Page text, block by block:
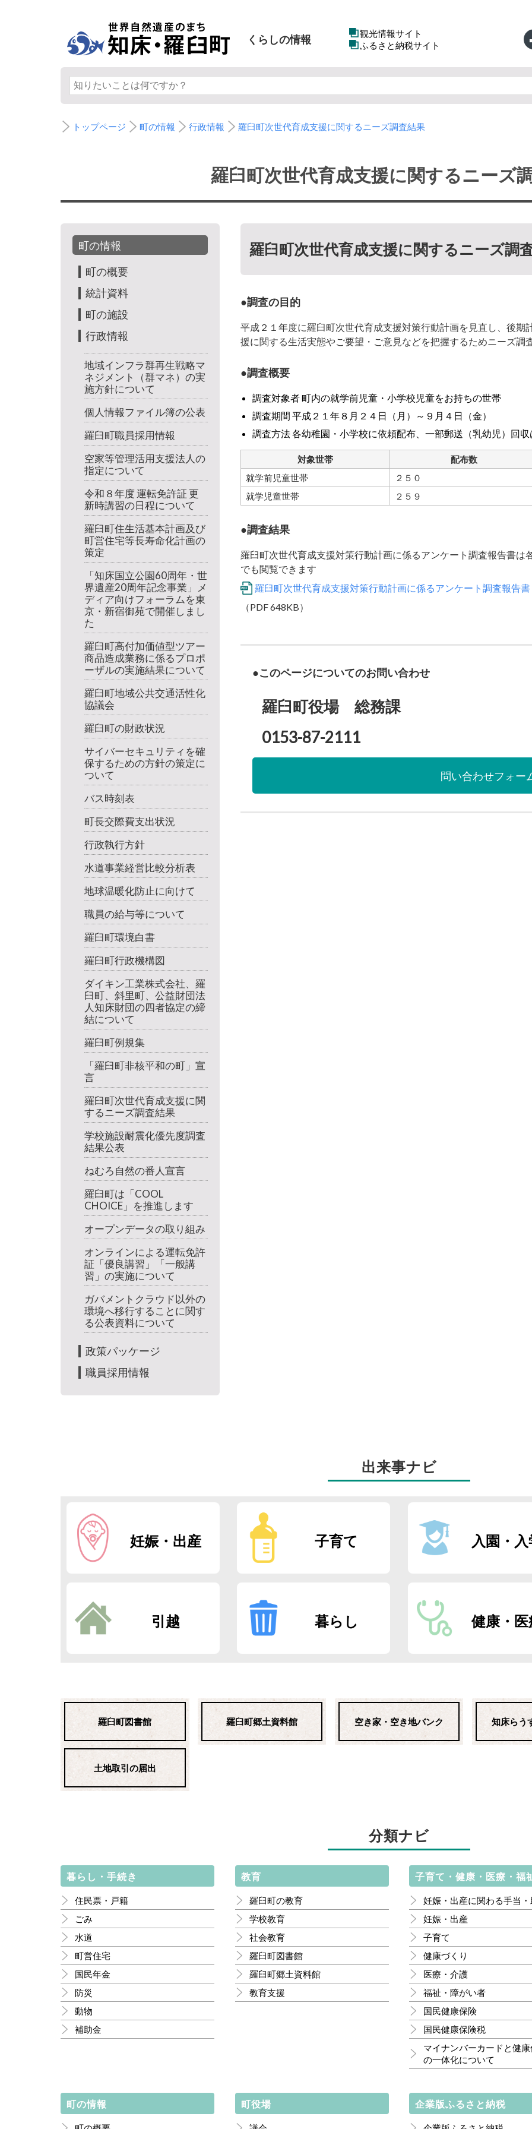
くらしの情報
観光情報サイト
ふるさと納税サイト
トップページ 町の情報 行政情報 羅臼町次世代育成支援に関するニーズ調査結果
羅臼町次世代育成支援に関するニーズ
町の情報
町の概要
統計資料
町の施設
行政情報
地域インフラ群再生戦略マ
ネジメント（群マネ）の実
施方針について
個人情報ファイル簿の公表
羅臼町職員採用情報
空家等管理活用支援法人の
指定について
令和８年度 運転免許証 更
新時講習の日程について
羅臼町住生活基本計画及び
町営住宅等長寿命化計画の
策定
「知床国立公園60周年・世
界遺産20周年記念事業」メ
ディア向けフォーラムを東
京・新宿御苑で開催しまし
た
羅臼町高付加価値型ツアー
商品造成業務に係るプロポ
ーザルの実施結果について
羅臼町地域公共交通活性化
協議会
羅臼町の財政状況
サイバーセキュリティを確
保するための方針の策定に
ついて
バス時刻表
町長交際費支出状況
行政執行方針
水道事業経営比較分析表
地球温暖化防止に向けて
職員の給与等について
羅臼町環境白書
羅臼町行政機構図
ダイキン工業株式会社、羅
臼町、斜里町、公益財団法
人知床財団の四者協定の締
結について
羅臼町例規集
「羅臼町非核平和の町」宣
言
羅臼町次世代育成支援に関
するニーズ調査結果
学校施設耐震化優先度調査
結果公表
ねむろ自然の番人宣言
羅臼町は「COOL
CHOICE」を推進します
オープンデータの取り組み
オンラインによる運転免許
証「優良講習」「一般講
習」の実施について
ガバメントクラウド以外の
環境へ移行することに関す
る公表資料について
政策パッケージ
職員採用情報
羅臼町次世代育成支援に関するニーズ調
調査の目的
平成２１年度に羅臼町次世代育成支援対策行動計画を見直し、後
援に関する生活実態やご要望・ご意見などを把握するためニーズ調
調査概要
調査対象者 町内の就学前児童・小学校児童をお持ちの世帯
調査期間 平成２１年８月２４日（月）～９月４日（金）
調査方法 各幼稚園・小学校に依頼配布、一部郵送（乳幼児）回
対象世帯
配布数
就学前児童世帯
２５０
就学児童世帯
２５９
調査結果
羅臼町次世代育成支援対策行動計画に係るアンケート調査報告書
でも閲覧できます
羅臼町次世代育成支援対策行動計画に係るアンケート調査報告書
（PDF 648KB）
このページについてのお問い合わせ
羅臼町役場 総務課
0153-87-2111
問い合わせフォー
出来事ナビ
妊娠・出産 子育て 入園・
引越 暮らし 健康・医
羅臼町図書館 羅臼町郷土資料館 空き家・空き地バンク 知床らう
土地取引の届出
分類ナビ
暮らし・手続き
住民票・戸籍
ごみ
水道
町営住宅
国民年金
防災
動物
補助金
教育
羅臼町の教育
学校教育
社会教育
羅臼町図書館
羅臼町郷土資料館
教育支援
子育て・健康・医療・福
妊娠・出産に関わる手当
妊娠・出産
子育て
健康づくり
医療・介護
福祉・障がい者
国民健康保険
国民健康保険税
マイナンバーカードと健
の一体化について
町の情報 町役場 企業版ふるさと納税